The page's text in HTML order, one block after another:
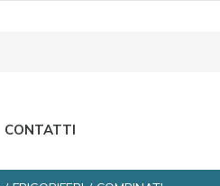
CONTATTI